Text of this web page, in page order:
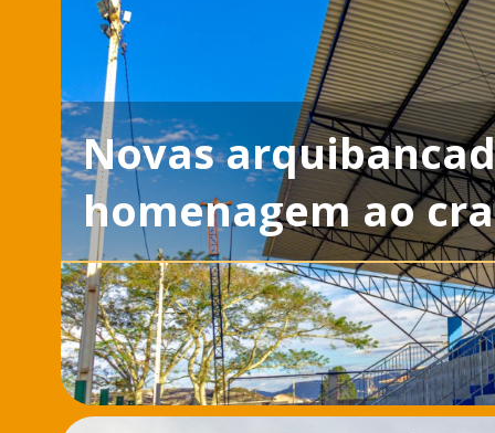
Novas
homenagem ao